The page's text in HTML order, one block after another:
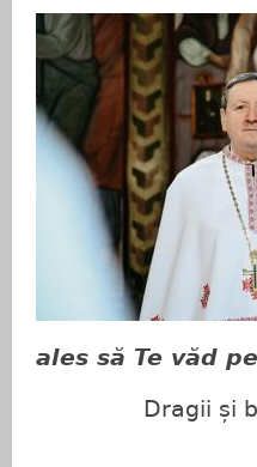
ales să Te văd
Dragii și bunii